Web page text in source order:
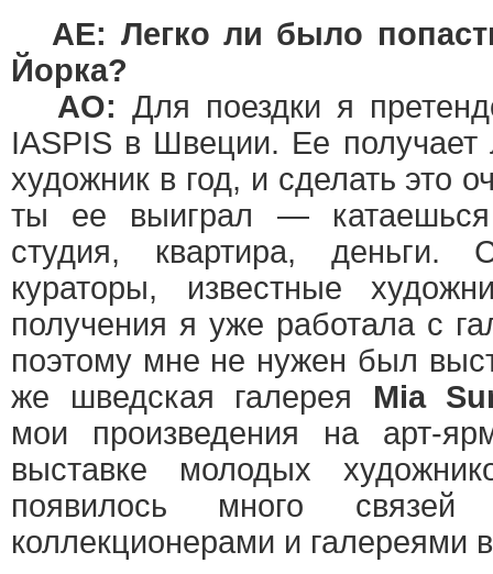
AE: Легко ли было
Йорка?
АО: Для поездки я
IASPIS в Швеции. Ее
художник в год, и сделать это
ты ее выиграл —
студия, квартира,
кураторы, известные
получения я уже работала с
поэтому мне не нужен был
же шведская галерея Mia
мои произведения на арт-
выставке молодых
появилось много связей
коллекционерами и галереями